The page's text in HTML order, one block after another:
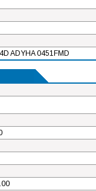
ADYHA 0451FMD